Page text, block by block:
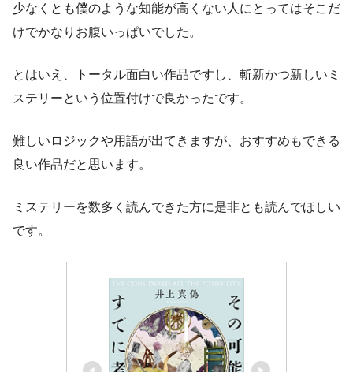
少なくとも僕のような知能が高くない人にとってはそこだ
けでかなりお腹いっぱいでした。
とはいえ、トータル面白い作品ですし、斬新かつ新しいミ
ステリーという位置付けで良かったです。
難しいロジックや用語が出てきますが、おすすめもできる
良い作品だと思います。
ミステリーを数多く読んできた方に是非とも読んでほしい
です。